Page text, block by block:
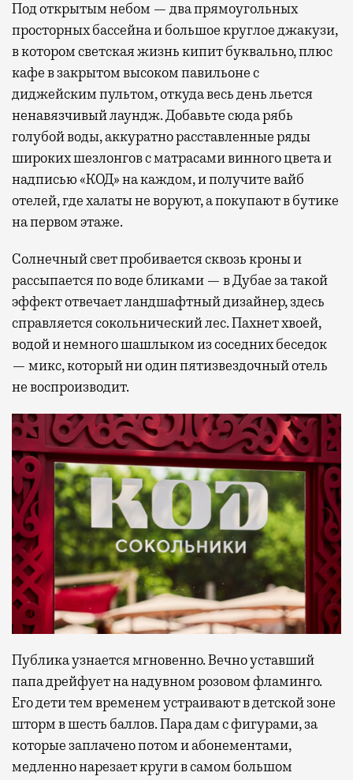
Под открытым небом — два прямоугольных
просторных бассейна и большое круглое джакузи,
в котором светская жизнь кипит буквально, плюс
кафе в закрытом высоком павильоне с
диджейским пультом, откуда весь день льется
ненавязчивый лаундж. Добавьте сюда рябь
голубой воды, аккуратно расставленные ряды
широких шезлонгов с матрасами винного цвета и
надписью «КОД» на каждом, и получите вайб
отелей, где халаты не воруют, а покупают в бутике
на первом этаже.
Солнечный свет пробивается сквозь кроны и
рассыпается по воде бликами — в Дубае за такой
эффект отвечает ландшафтный дизайнер, здесь
справляется сокольнический лес. Пахнет хвоей,
водой и немного шашлыком из соседних беседок
— микс, который ни один пятизвездочный отель
не воспроизводит.
Публика узнается мгновенно. Вечно уставший
папа дрейфует на надувном розовом фламинго.
Его дети тем временем устраивают в детской зоне
шторм в шесть баллов. Пара дам с фигурами, за
которые заплачено потом и абонементами,
медленно нарезает круги в самом большом